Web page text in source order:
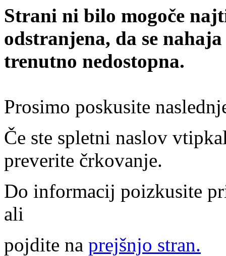
Strani ni bilo mogoče
odstranjena, da se
trenutno nedostopna.
Prosimo poskusite
Če ste spletni naslov
preverite črkovanje.
Do informacij poizkusite
ali
pojdite na prejšnjo stran.